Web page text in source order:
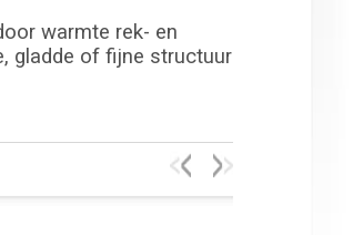
warmte rek- en
gladde of fijne structuur